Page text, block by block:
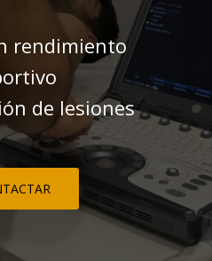
rendimiento
de lesiones